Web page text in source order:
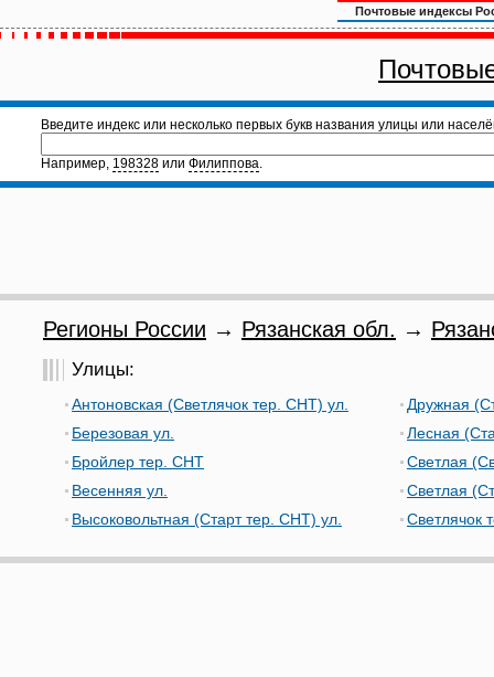
Почтовые индексы
Введите индекс или несколько первых букв названия улицы или
Например, 198328 или Филиппова.
Регионы России → Рязанская обл. →
Улицы:
Антоновская (Светлячок тер. СНТ) ул.
Березовая ул.
Бройлер тер. СНТ
Весенняя ул.
Высоковольтная (Старт тер. СНТ) ул.
Дружная
Лесная
Светлая
Светлая
Светлячок